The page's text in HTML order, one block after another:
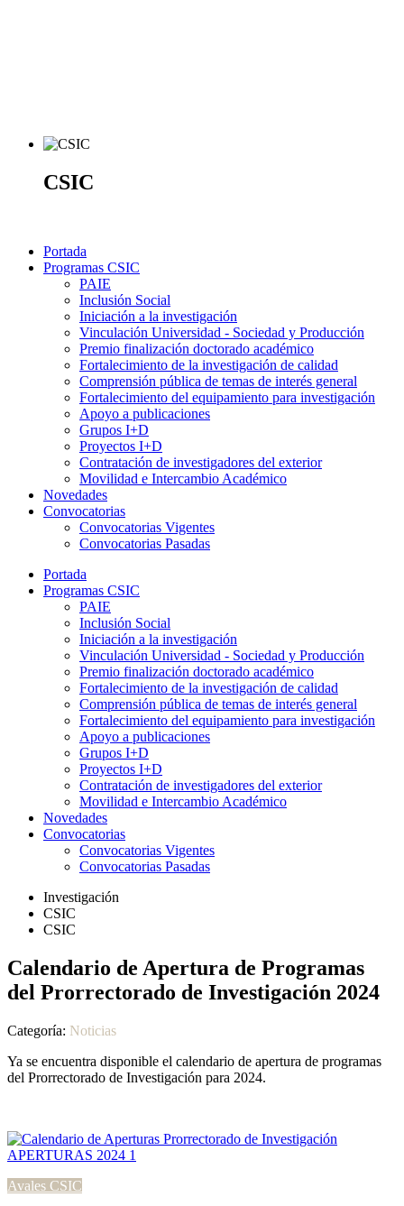
CSIC
Portada
Programas CSIC
PAIE
Inclusión Social
Iniciación a la investigación
Vinculación Universidad - Sociedad y Producción
Premio finalización doctorado académico
Fortalecimiento de la investigación de calidad
Comprensión pública de temas de interés general
Fortalecimiento del equipamiento para investigación
Apoyo a publicaciones
Grupos I+D
Proyectos I+D
Contratación de investigadores del exterior
Movilidad e Intercambio Académico
Novedades
Convocatorias
Convocatorias Vigentes
Convocatorias Pasadas
Portada
Programas CSIC
PAIE
Inclusión Social
Iniciación a la investigación
Vinculación Universidad - Sociedad y Producción
Premio finalización doctorado académico
Fortalecimiento de la investigación de calidad
Comprensión pública de temas de interés general
Fortalecimiento del equipamiento para investigación
Apoyo a publicaciones
Grupos I+D
Proyectos I+D
Contratación de investigadores del exterior
Movilidad e Intercambio Académico
Novedades
Convocatorias
Convocatorias Vigentes
Convocatorias Pasadas
Investigación
CSIC
CSIC
Calendario de Apertura de Programas
del Prorrectorado de Investigación 2024
Categoría: Noticias
Ya se encuentra disponible el calendario de apertura de programas
del Prorrectorado de Investigación para 2024.
Avales CSIC